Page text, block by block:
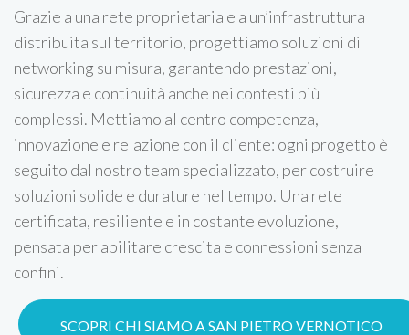
Grazie a una rete proprietaria e a un’infrastruttura
distribuita sul territorio, progettiamo soluzioni di
networking su misura, garantendo prestazioni,
sicurezza e continuità anche nei contesti più
complessi. Mettiamo al centro competenza,
innovazione e relazione con il cliente: ogni progetto è
seguito dal nostro team specializzato, per costruire
soluzioni solide e durature nel tempo. Una rete
certificata, resiliente e in costante evoluzione,
pensata per abilitare crescita e connessioni senza
confini.
SCOPRI CHI SIAMO A SAN PIETRO VERNOTICO